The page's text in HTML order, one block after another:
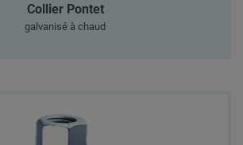
Collier Pontet
galvanisé à chaud